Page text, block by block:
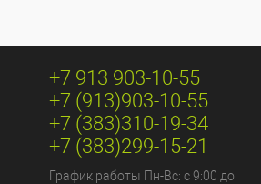
+7 913 903-10-55
+7 (913)903-10-55
+7 (383)310-19-34
+7 (383)299-15-21
График работы Пн-Вс: с 9:00 до